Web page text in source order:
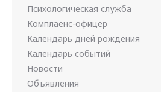
Психологическая служба
Комплаенс-офицер
Календарь дней рождения
Календарь событий
Новости
Объявления